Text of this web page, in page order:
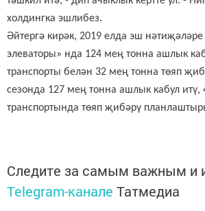
холдингка эшлибез.
Әйтергә кирәк, 2019 елда эш
элеваторы» нда 124 мең тонна ашлык
транспорты белән 32 мең тонна төяп
сезонда 127 мең тонна ашлык кабул итү,
транспортында төяп җибәрү
Следите за самым важным и
Telegram-канале Татмедиа